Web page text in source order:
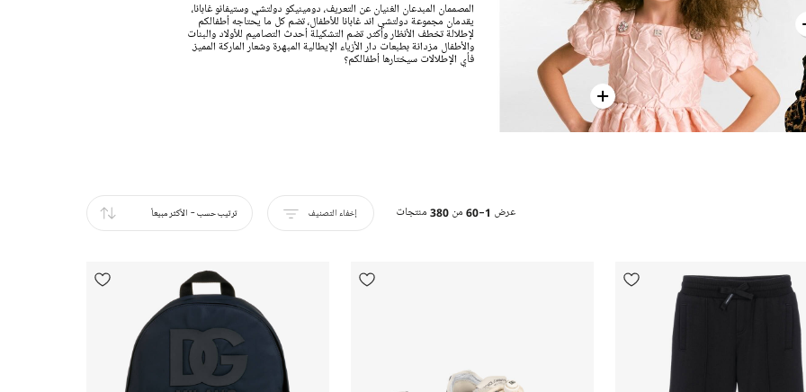
المصممان المبدعان الغنيان عن التعريف، دومينيكو دولتشي وستيفانو غابانا،
يقدمان مجموعة دولتشي اند غابانا للأطفال، تضم كل ما يحتاجه أطفالكم
لإطلالة تخطف الأنظار وأكثر. تضم التشكيلة أحدث التصاميم للأولاد والبنات
والأطفال مزدانة بطبعات دار الأزياء الإيطالية المبهرة وشعار الماركة المميز.
فأي الإطلالات سيختارها أطفالكم؟
عرض 1-60 من 380 منتجات إخفاء التصنيف ترتيب حسب- الأكثر مبيعاً